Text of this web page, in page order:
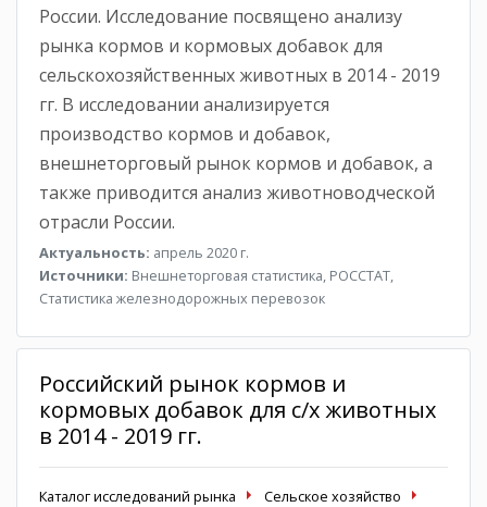
России. Исследование посвящено анализу
рынка кормов и кормовых добавок для
сельскохозяйственных животных в 2014 - 2019
гг. В исследовании анализируется
производство кормов и добавок,
внешнеторговый рынок кормов и добавок, а
также приводится анализ животноводческой
отрасли России.
Актуальность: апрель 2020 г.
Источники: Внешнеторговая статистика, РОССТАТ,
Статистика железнодорожных перевозок
Российский рынок кормов и
кормовых добавок для с/х животных
в 2014 - 2019 гг.
Каталог исследований рынка
Сельское хозяйство